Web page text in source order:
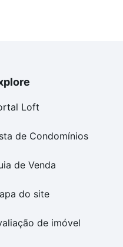
Loft
de Condomínios
de Venda
do site
de imóvel